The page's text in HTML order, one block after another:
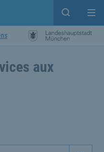
Open
aux